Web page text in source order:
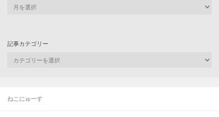
ねこにゅーす
記事カテゴリー
ゴ